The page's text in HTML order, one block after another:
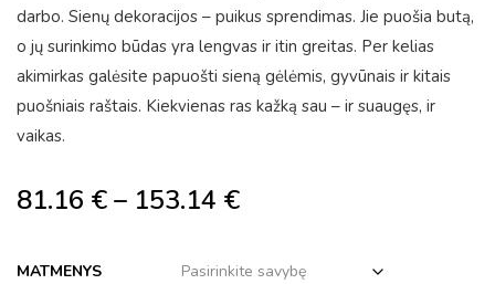
darbo. Sienų dekoracijos – puikus sprendimas. Jie puošia butą,
o jų surinkimo būdas yra lengvas ir itin greitas. Per kelias
akimirkas galėsite papuošti sieną gėlėmis, gyvūnais ir kitais
puošniais raštais. Kiekvienas ras kažką sau – ir suaugęs, ir
vaikas.
81.16 €– 153.14 €
MATMENYS